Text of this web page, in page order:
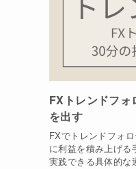
FXトレンドフ
を出す
FXでトレンドフォ
に利益を積み上げる
実践できる具体的な